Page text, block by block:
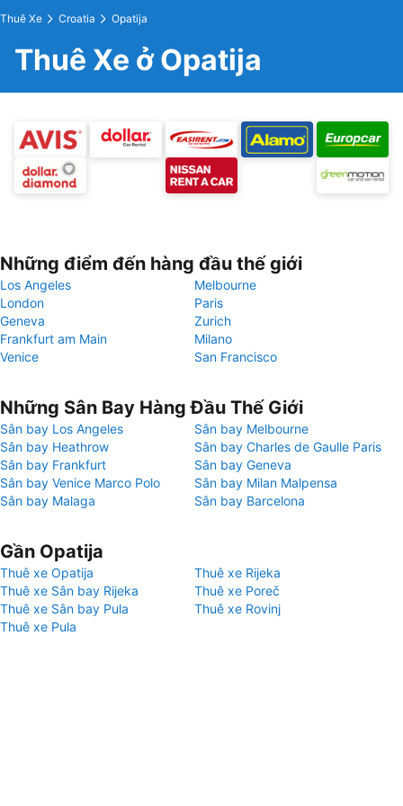
Thuê Xe Croatia Opatija
Thuê Xe ở Opatija
Những điểm đến hàng đầu thế giới
Los Angeles
Melbourne
London
Paris
Geneva
Zurich
Frankfurt am Main
Milano
Venice
San Francisco
Những Sân Bay Hàng Đầu Thế Giới
Sân bay Los Angeles
Sân bay Melbourne
Sân bay Heathrow
Sân bay Charles de Gaulle Paris
Sân bay Frankfurt
Sân bay Geneva
Sân bay Venice Marco Polo
Sân bay Milan Malpensa
Sân bay Malaga
Sân bay Barcelona
Gần Opatija
Thuê xe Opatija
Thuê xe Rijeka
Thuê xe Sân bay Rijeka
Thuê xe Poreč
Thuê xe Sân bay Pula
Thuê xe Rovinj
Thuê xe Pula